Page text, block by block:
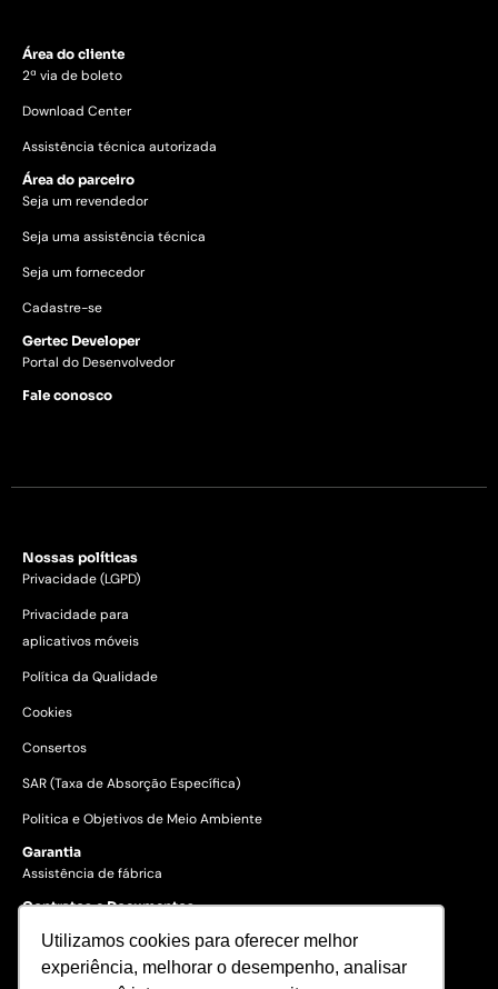
Utilizamos cookies para oferecer melhor
experiência, melhorar o desempenho, analisar
Área do cliente
2ª via de boleto
Download Center
Assistência técnica autorizada
Área do parceiro
Seja um revendedor
Seja uma assistência técnica
Seja um fornecedor
Cadastre-se
Gertec Developer
Portal do Desenvolvedor
Fale conosco
Nossas políticas
Privacidade (LGPD)
Privacidade para
aplicativos móveis
Política da Qualidade
Cookies
Consertos
SAR (Taxa de Absorção Específica)
Politica e Objetivos de Meio Ambiente
Garantia
Assistência de fábrica
Contratos e Documentos
© 2023 Gertec Brasil. Todos os
direitos reservados.